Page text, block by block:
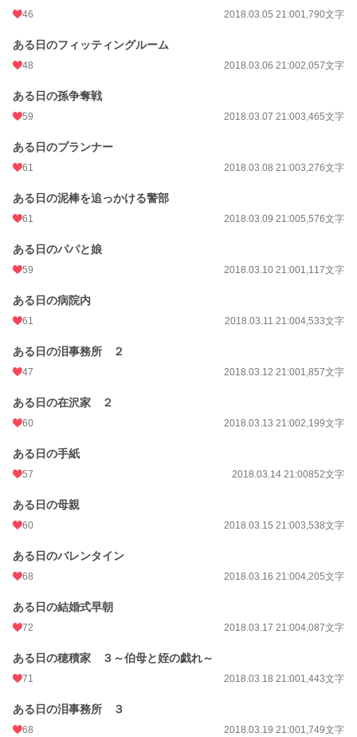
46 2018.03.05 21:001,790文字
ある日のフィッティングルーム
48 2018.03.06 21:002,057文字
ある日の孫争奪戦
59 2018.03.07 21:003,465文字
ある日のプランナー
61 2018.03.08 21:003,276文字
ある日の泥棒を追っかける警部
61 2018.03.09 21:005,576文字
ある日のパパと娘
59 2018.03.10 21:001,117文字
ある日の病院内
61 2018.03.11 21:004,533文字
ある日の泪事務所 ２
47 2018.03.12 21:001,857文字
ある日の在沢家 ２
60 2018.03.13 21:002,199文字
ある日の手紙
57 2018.03.14 21:00852文字
ある日の母親
60 2018.03.15 21:003,538文字
ある日のバレンタイン
68 2018.03.16 21:004,205文字
ある日の結婚式早朝
72 2018.03.17 21:004,087文字
ある日の穂積家 ３～伯母と姪の戯れ～
71 2018.03.18 21:001,443文字
ある日の泪事務所 ３
68 2018.03.19 21:001,749文字